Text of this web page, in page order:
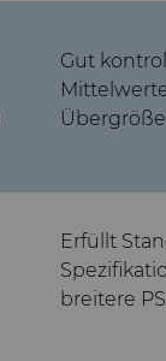
Gut
Übergröße
Erfüllt
breitere